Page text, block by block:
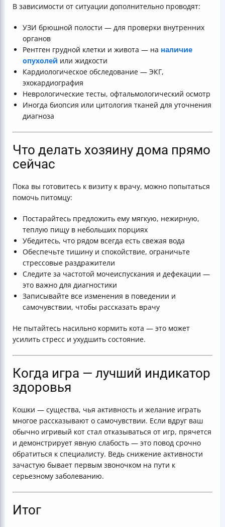
В зависимости от ситуации дополнительно проводят:
УЗИ брюшной полости — для проверки внутренних
органов
Рентген грудной клетки и живота — на наличие
опухолей или жидкости
Кардиологическое обследование — ЭКГ,
эхокардиография
Неврологические тесты, офтальмологический осмотр
Иногда биопсия или цитология тканей для уточнения
диагноза
Что делать хозяину дома прямо
сейчас
Пока вы готовитесь к визиту к врачу, можно попытаться
помочь питомцу:
Постарайтесь предложить ему мягкую, нежирную,
теплую пищу в небольших порциях
Убедитесь, что рядом всегда есть свежая вода
Обеспечьте тишину и спокойствие, ограничьте
стрессовые раздражители
Следите за частотой мочеиспускания и дефекации —
это важно для диагностики
Записывайте все изменения в поведении и
самочувствии, чтобы рассказать врачу
Не пытайтесь насильно кормить кота — это может
усилить стресс и ухудшить состояние.
Когда игра — лучший индикатор
здоровья
Кошки — существа, чья активность и желание играть
многое рассказывают о самочувствии. Если вдруг ваш
обычно игривый кот стал отказываться от игр, прячется
и демонстрирует явную слабость — это повод срочно
обратиться к специалисту. Ведь снижение активности
зачастую бывает первым звоночком на пути к
серьезному заболеванию.
Итог